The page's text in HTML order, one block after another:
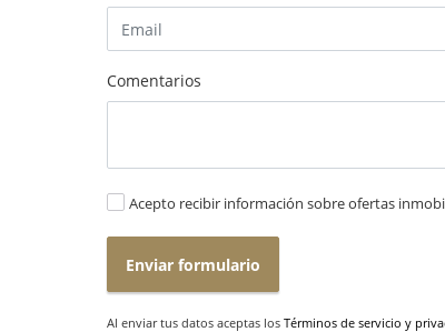
Comentarios
Acepto recibir información sobre ofertas
Enviar formulario
Al enviar tus datos aceptas los Términos de servicio y